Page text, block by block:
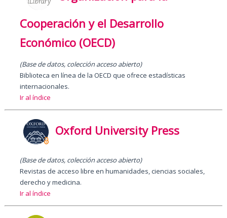
Cooperación y el Desarrollo
Económico (OECD)
(Base de datos, colección acceso abierto)
Biblioteca en línea de la OECD que ofrece estadísticas
internacionales.
Ir al índice
Oxford University Press
(Base de datos, colección acceso abierto)
Revistas de acceso libre en humanidades, ciencias sociales,
derecho y medicina.
Ir al índice